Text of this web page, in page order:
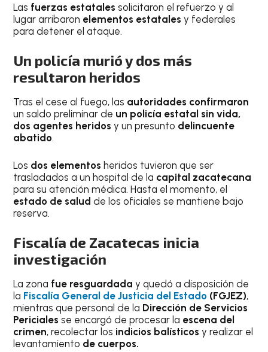
Las fuerzas estatales solicitaron el refuerzo y al
lugar arribaron elementos estatales y federales
para detener el ataque.
Un policía murió y dos más
resultaron heridos
Tras el cese al fuego, las autoridades confirmaron
un saldo preliminar de un policía estatal sin vida,
dos agentes heridos y un presunto delincuente
abatido.
Los dos elementos heridos tuvieron que ser
trasladados a un hospital de la capital zacatecana
para su atención médica. Hasta el momento, el
estado de salud de los oficiales se mantiene bajo
reserva.
Fiscalía de Zacatecas inicia
investigación
La zona fue resguardaday quedó a disposición de
la Fiscalía General de Justicia del Estado (FGJEZ),
mientras que personal de la Dirección de Servicios
Periciales se encargó de procesar la escena del
crimen, recolectar los indicios balísticos y realizar el
levantamiento de cuerpos.